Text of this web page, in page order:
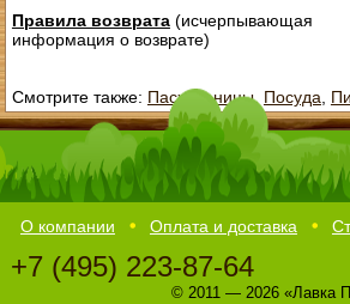
Правила возврата(исчерпывающая
информация о возврате)
Смотрите также: Пасхальницы, Посуда
О компании Оплата и доставка
+7 (495) 223-87-64
© 2011 — 2026 «Лавка